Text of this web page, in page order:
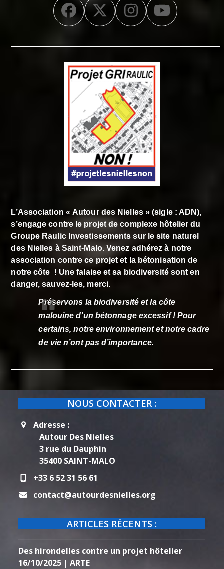
Facebook
TwitterInstagram
L’Association « Autour des Nielles » (sigle : ADN),
s’engage contre le projet de complexe hôtelier du
Groupe Raulic Investissements sur le site naturel
des Nielles à Saint-Malo. Venez adhérez à notre
association contre ce projet et la bétonisation de
notre côte ! Une falaise et sa biodiversité sont en
danger, sauvez-les, merci.
Préservons la biodiversité et la côte
malouine d’un bétonnage excessif ! Pour
certains,notre environnement et notre cadre
de vie n’ont pas d’importance.
NOUS CONTACTER :
Adresse :
Autour Des Nielles
3 rue du Dauphin
35400 SAINT-MALO
+33 6 52 31 56 61
contact@autourdesnielles.org
ARTICLES RÉCENTS :
Des hirondelles contre un projet hôtelier
16/10/2025 | ARTE